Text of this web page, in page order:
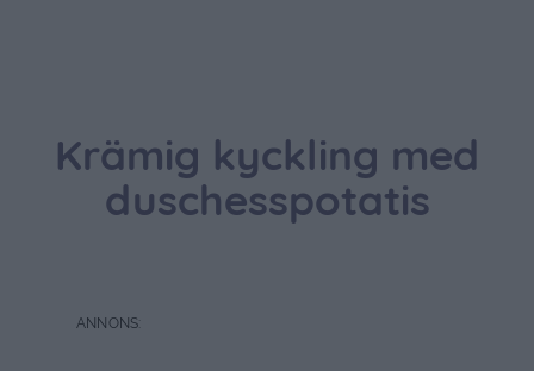
Krämig kyckling med
duschesspotatis